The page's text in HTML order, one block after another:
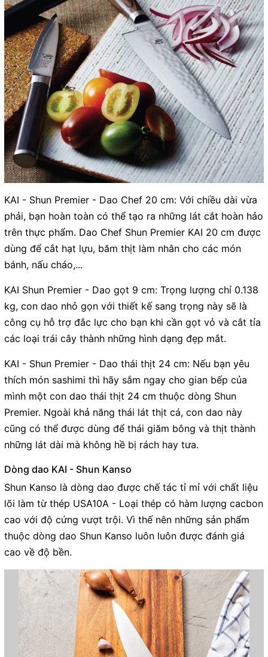
KAI - Shun Premier - Dao Chef 20 cm: Với chiều dài vừa
phải, bạn hoàn toàn có thể tạo ra những lát cắt hoàn hảo
trên thực phẩm. Dao Chef Shun Premier KAI 20 cm được
dùng để cắt hạt lựu, băm thịt làm nhân cho các món
bánh, nấu cháo,...
KAI Shun Premier - Dao gọt 9 cm: Trọng lượng chỉ 0.138
kg, con dao nhỏ gọn với thiết kế sang trọng này sẽ là
công cụ hỗ trợ đắc lực cho bạn khi cần gọt vỏ và cắt tỉa
các loại trái cây thành những hình dạng đẹp mắt.
KAI - Shun Premier - Dao thái thịt 24 cm: Nếu bạn yêu
thích món sashimi thì hãy sắm ngay cho gian bếp của
mình một con dao thái thịt 24 cm thuộc dòng Shun
Premier. Ngoài khả năng thái lát thịt cá, con dao này
cũng có thể được dùng để thái giăm bông và thịt thành
những lát dài mà không hề bị rách hay tưa.
Dòng dao KAI - Shun Kanso
Shun Kanso là dòng dao được chế tác tỉ mỉ với chất liệu
lõi làm từ thép USA10A - Loại thép có hàm lượng cacbon
cao với độ cứng vượt trội. Vì thế nên những sản phẩm
thuộc dòng dao Shun Kanso luôn luôn được đánh giá
cao về độ bền.